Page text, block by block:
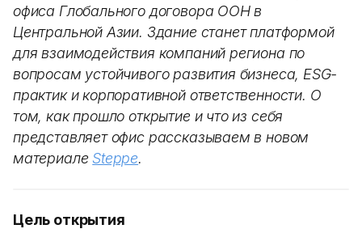
офиса Глобального договора ООН в
Центральной Азии. Здание станет платформой
для взаимодействия компаний региона по
вопросам устойчивого развития бизнеса, ESG-
практик и корпоративной ответственности. О
том, как прошло открытие и что из себя
представляет офис рассказываем в новом
материале Steppe.
Цель открытия